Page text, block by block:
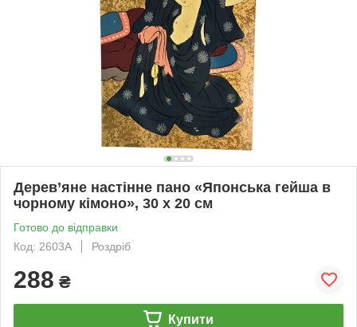
Дерев’яне настінне пано «Японська гейша в
чорному кімоно», 30 х 20 см
Готово до відправки
Код: 2603A
Роздріб
288 ₴
Купити